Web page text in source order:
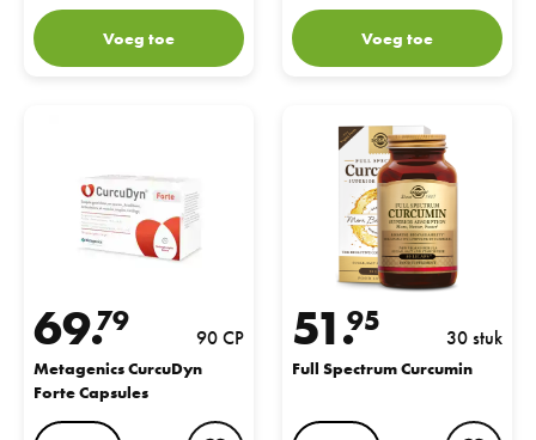
Voeg toe Voeg toe
69.79 90 CP
Metagenics CurcuDyn
Forte Capsules
favorite button
51.
95 30 stuk
Full Spectrum Curcumin